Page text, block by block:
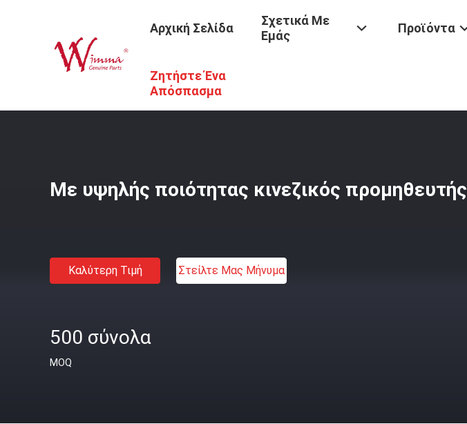
Αρχική Σελίδα
Σχετικά Με
Εμάς
Προϊόντα
Ζητήστε Ένα
Απόσπασμα
Αρχική Σελίδα Προϊόντα / Ανταλλακτικά Μηχανών Μοτοσικλετών
Με υψηλής ποιότητας κινεζικός προμηθευτής
Καλύτερη Τιμή Στείλτε Μας Μήνυμα
500 σύνολα
MOQ